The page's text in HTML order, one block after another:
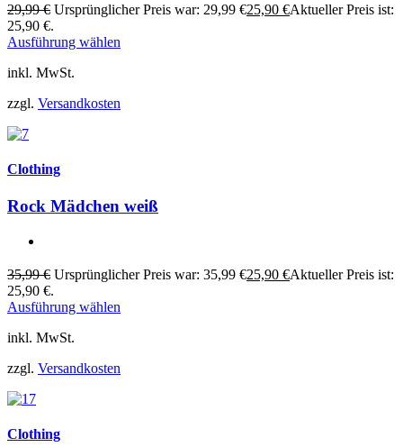
29,99€ Ursprünglicher Preis war: 29,99 €25,90 €Aktueller Preis ist:
25,90 €.
Ausführung wählen
inkl. MwSt.
zzgl. Versandkosten
Clothing
Rock Mädchen weiß
35,99€ Ursprünglicher Preis war: 35,99 €25,90 €Aktueller Preis ist:
25,90 €.
Ausführung wählen
inkl. MwSt.
zzgl. Versandkosten
Clothing